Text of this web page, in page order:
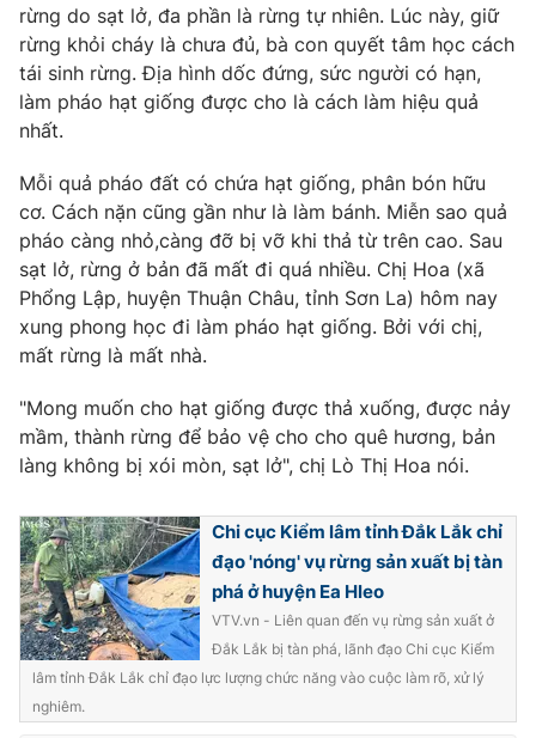
VTV4 Vươn mình bằng AI
VTV9
Liên hệ tòa soạn English
THỜI BÁO VTV
Theo dõi báo trên
Cơ quan báo chí:Thời báo VTV
Giấy phép hoạt động báo in và báo điện tử số 483/GP-BTTTT
cấp ngày 29/12/2023
Tổng Biên tập:Vũ Thanh Thủy
Phó Tổng Biên tập:Nguyễn Thị Mỹ Hạnh, Phạm Quốc Thắng,
Nguyễn Trọng Ninh
Tổng đài VTV:024.38 355 931 - 024.38 355 932
rừng do sạt lở, đa phần là rừng tự nhiên. Lúc này, giữ
rừng khỏi cháy là chưa đủ, bà con quyết tâm học cách
tái sinh rừng. Địa hình dốc đứng, sức người có hạn,
làm pháo hạt giống được cho là cách làm hiệu quả
nhất.
Mỗi quả pháo đất có chứa hạt giống, phân bón hữu
cơ. Cách nặn cũng gần như là làm bánh. Miễn sao quả
pháo càng nhỏ,càng đỡ bị vỡ khi thả từ trên cao. Sau
sạt lở, rừng ở bản đã mất đi quá nhiều. Chị Hoa (xã
Phổng Lập, huyện Thuận Châu, tỉnh Sơn La) hôm nay
xung phong học đi làm pháo hạt giống. Bởi với chị,
mất rừng là mất nhà.
"Mong muốn cho hạt giống được thả xuống, được nảy
mầm, thành rừng để bảo vệ cho cho quê hương, bản
làng không bị xói mòn, sạt lở", chị Lò Thị Hoa nói.
Chi cục Kiểm lâm tỉnh Đắk Lắk chỉ
đạo 'nóng' vụ rừng sản xuất bị tàn
phá ở huyện Ea Hleo
VTV.vn - Liên quan đến vụ rừng sản xuất ở
Đắk Lắk bị tàn phá, lãnh đạo Chi cục Kiểm
lâm tỉnh Đắk Lắk chỉ đạo lực lượng chức năng vào cuộc làm rõ, xử lý
nghiêm.